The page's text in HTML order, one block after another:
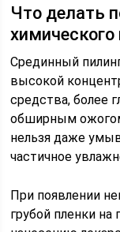
Что делать
химического
Срединный
высокой
средства, более
обширным
нельзя даже
частичное
При появлении
грубой пленки на